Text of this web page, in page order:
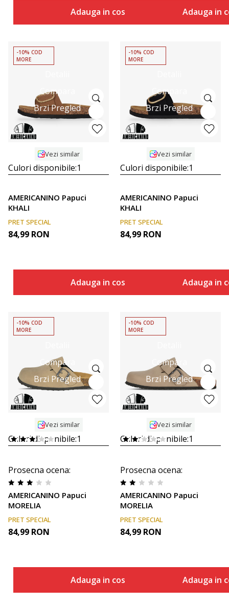
Adauga in cos Adauga in
Compara
Brzi Pregled
-10% COD
MORE
Vezi similar
Culori disponibile:1
AMERICANINO Papuci
KHALI
PRET SPECIAL
84,99 RON
Adauga in cos
Compara
Brzi Pregled
-10% COD
MORE
Vezi similar
Culori disponibile:1
AMERICANINO Papuci
KHALI
PRET SPECIAL
84,99 RON
Adauga in
Compara
Brzi Pregled
-10% COD
MORE
Vezi similar
Culori disponibile:1
Prosecna ocena:
AMERICANINO Papuci
MORELIA
PRET SPECIAL
84,99 RON
Adauga in cos
Compara
Brzi Pregled
-10% COD
MORE
Vezi similar
Culori disponibile:1
Prosecna ocena:
AMERICANINO Papuci
MORELIA
PRET SPECIAL
84,99 RON
Adauga in